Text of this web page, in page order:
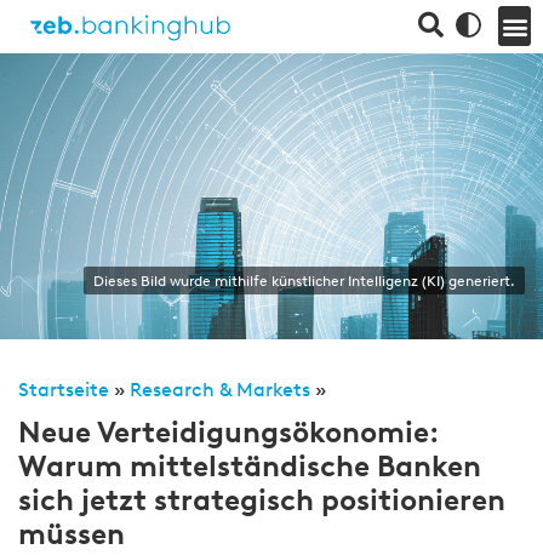
Dieses Bild wurde mithilfe künstlicher Intelligenz (KI) generiert.
Startseite » Research & Markets »
Neue Verteidigungsökonomie:
Warum mittelständische Banken
sich jetzt strategisch positionieren
müssen